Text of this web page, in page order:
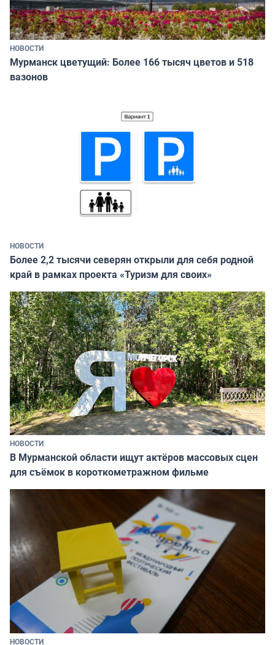
НОВОСТИ
Мурманск цветущий: Более 166 тысяч цветов и 518
вазонов
НОВОСТИ
Более 2,2 тысячи северян открыли для себя родной
край в рамках проекта «Туризм для своих»
НОВОСТИ
В Мурманской области ищут актёров массовых сцен
для съёмок в короткометражном фильме
НОВОСТИ